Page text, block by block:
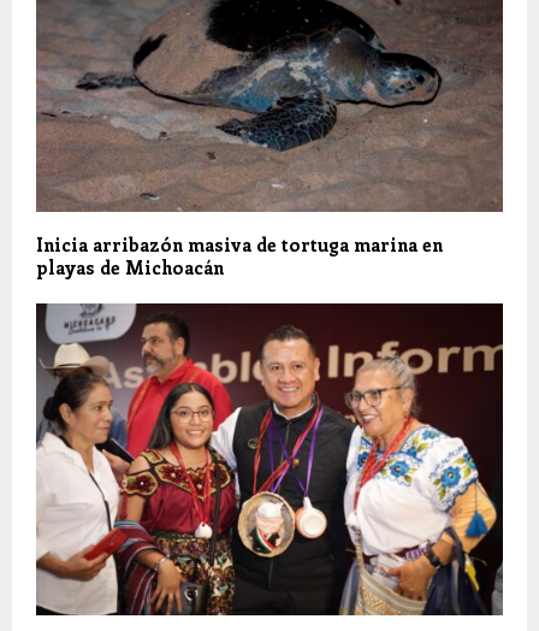
Inicia arribazón masiva de tortuga marina en
playas de Michoacán